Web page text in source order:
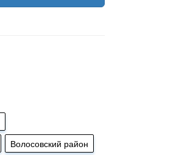
Волосовский район